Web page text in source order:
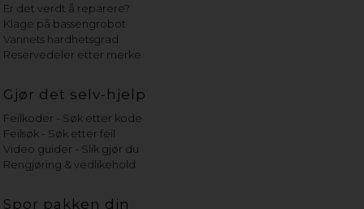
Er det verdt å reparere?
Klage på bassengrobot
Vannets hardhetsgrad
Reservedeler etter merke
Gjør det selv-hjelp
Feilkoder - Søk etter kode
Feilsøk - Søk etter feil
Video guider - Slik gjør du
Rengjøring & vedlikehold
Spor pakken din